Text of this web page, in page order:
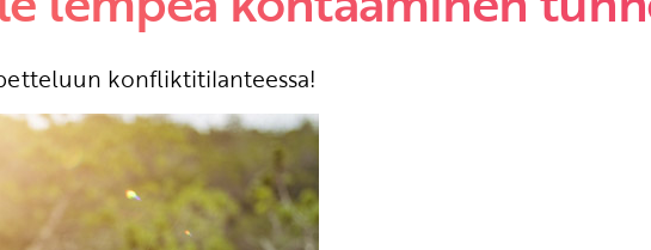
konfliktitilanteessa!